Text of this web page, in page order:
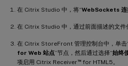
在 Citrix Studio 中，将“WebSockets 连
在 Citrix Studio 中，通过前面描述的文件
在 Citrix StoreFront 管理控制台中，单击
for Web 站点”节点，然后通过选择“始终
项启用 Citrix Receiver™for HTML5。